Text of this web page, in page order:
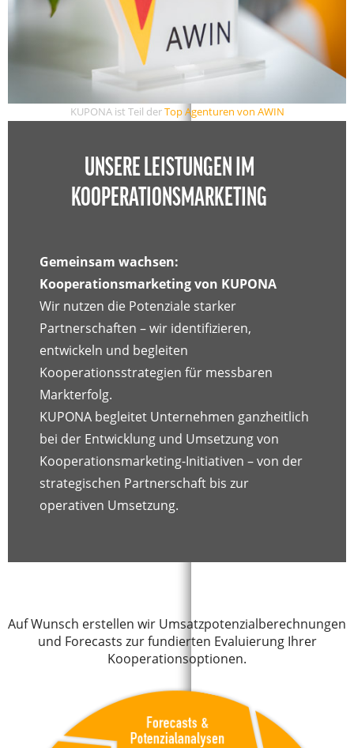
KUPONA ist Teil derTop Agenturen von AWIN
UNSERE LEISTUNGEN IM
KOOPERATIONSMARKETING
Gemeinsam wachsen:
Kooperationsmarketing von KUPONA
Wir nutzen die Potenziale starker
Partnerschaften – wir identifizieren,
entwickeln und begleiten
Kooperationsstrategien für messbaren
Markterfolg.
KUPONA begleitet Unternehmen ganzheitlich
bei der Entwicklung und Umsetzung von
Kooperationsmarketing-Initiativen – von der
strategischen Partnerschaft bis zur
operativen Umsetzung.
Auf Wunsch erstellen wir Umsatzpotenzialberechnungen
und Forecasts zur fundierten Evaluierung Ihrer
Kooperationsoptionen.